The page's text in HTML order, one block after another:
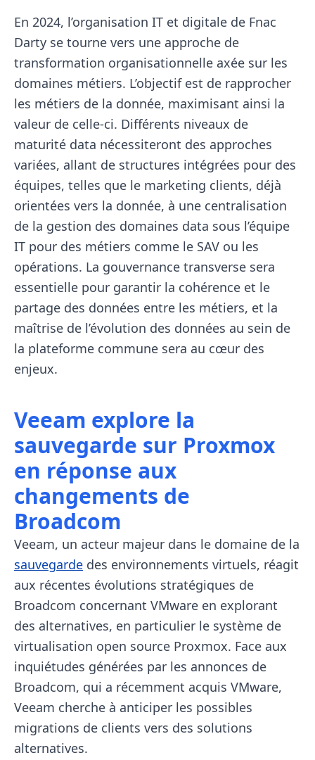
En 2024, l’organisation IT et digitale de Fnac
Darty se tourne vers une approche de
transformation organisationnelle axée sur les
domaines métiers. L’objectif est de rapprocher
les métiers de la donnée, maximisant ainsi la
valeur de celle-ci. Différents niveaux de
maturité data nécessiteront des approches
variées, allant de structures intégrées pour des
équipes, telles que le marketing clients, déjà
orientées vers la donnée, à une centralisation
de la gestion des domaines data sous l’équipe
IT pour des métiers comme le SAV ou les
opérations. La gouvernance transverse sera
essentielle pour garantir la cohérence et le
partage des données entre les métiers, et la
maîtrise de l’évolution des données au sein de
la plateforme commune sera au cœur des
enjeux.
Veeam explore la
sauvegarde sur Proxmox
en réponse aux
changements de
Broadcom
Veeam, un acteur majeur dans le domaine de la
sauvegarde des environnements virtuels, réagit
aux récentes évolutions stratégiques de
Broadcom concernant VMware en explorant
des alternatives, en particulier le système de
virtualisation open source Proxmox. Face aux
inquiétudes générées par les annonces de
Broadcom, qui a récemment acquis VMware,
Veeam cherche à anticiper les possibles
migrations de clients vers des solutions
alternatives.